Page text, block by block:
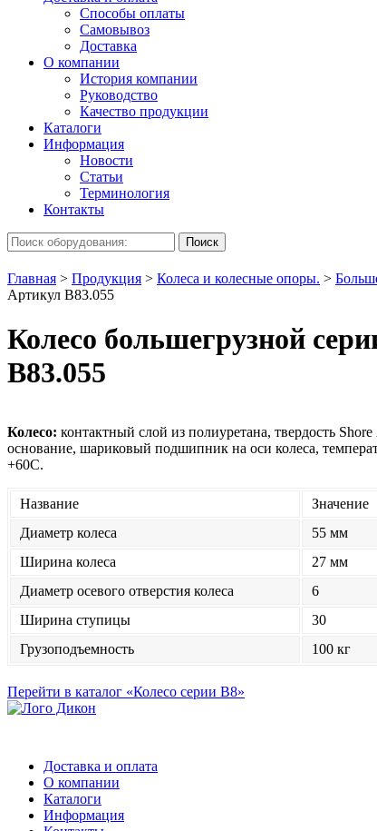
Способы оплаты
Самовывоз
Доставка
О компании
История компании
Руководство
Качество продукции
Каталоги
Информация
Новости
Статьи
Терминология
Контакты
Главная > Продукция > Колеса и колесные опоры. >
Артикул B83.055
Колесо большегрузной
B83.055
Колесо: контактный слой из полиуретана, твердость
основание, шариковый подшипник на оси колеса,
+60С.
Название
Значение
Диаметр колеса
55 мм
Ширина колеса
27 мм
Диаметр осевого отверстия колеса
6
Ширина ступицы
30
Грузоподъемность
100 кг
Перейти в каталог «Колесо серии B8»
Доставка и оплата
О компании
Каталоги
Информация